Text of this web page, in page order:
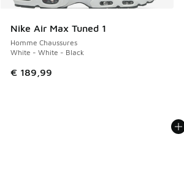
Nike Air Max Tuned 1
Homme Chaussures
White - White - Black
€ 189,99